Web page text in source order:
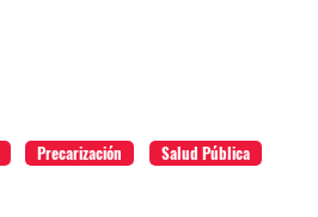
Precarización Salud Pública